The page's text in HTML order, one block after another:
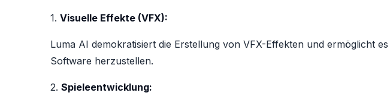
1. Visuelle Effekte (VFX):
Luma AI demokratisiert die Erstellung von VFX-Effekten und ermöglicht
Software herzustellen.
2. Spieleentwicklung: